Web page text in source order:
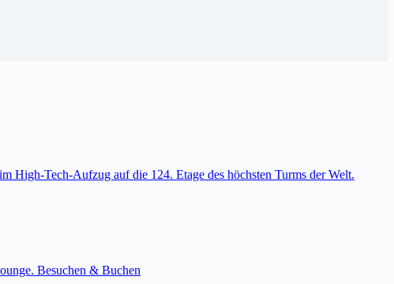
High-Tech-Aufzug auf die 124. Etage des höchsten Turms der Welt.
Besuchen & Buchen